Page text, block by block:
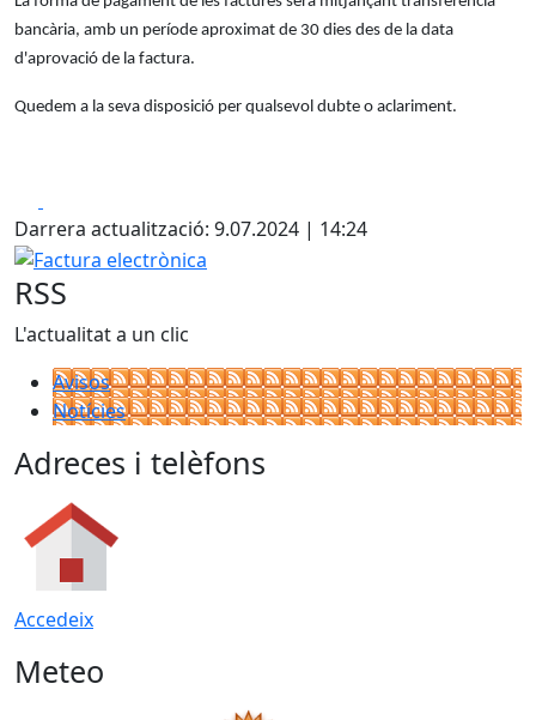
bancària, amb un període aproximat de 30 dies des de la data
d'aprovació de la factura.
Quedem a la seva disposició per qualsevol dubte o aclariment.
Darrera actualització: 9.07.2024 | 14:24
Factura electrònica
RSS
L'actualitat a un clic
Avisos
Notícies
Adreces i telèfons
Accedeix
Meteo